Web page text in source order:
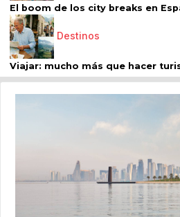
El boom de los city breaks en
Destinos
Viajar: mucho más que hacer